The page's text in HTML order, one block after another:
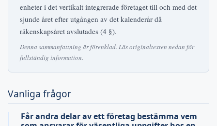
enheter i det vertikalt integrerade företaget till och med det
sjunde året efter utgången av det kalenderår då
räkenskapsåret avslutades (4 §).
Denna sammanfattning är förenklad. Läs originaltexten nedan för
fullständig information.
Vanliga frågor
Får andra delar av ett företag bestämma vem